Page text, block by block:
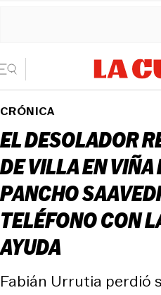
CRÓNICA
EL DESOLADOR
DE VILLA EN VIÑA
PANCHO
TELÉFONO CON
AYUDA
Fabián Urrutia perdió